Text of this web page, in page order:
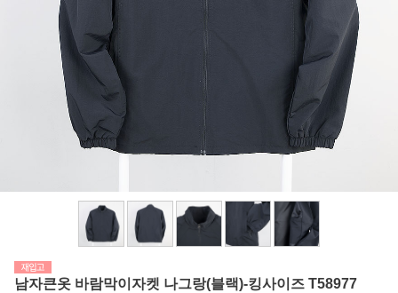
남자큰옷 바람막이자켓 나그랑(블랙)-킹사이즈 T58977